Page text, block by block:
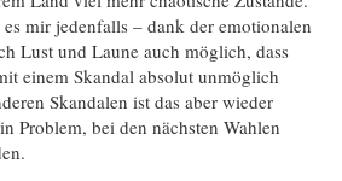
mir jedenfalls – dank der emotionalen
Lust und Laune auch möglich, dass
einem Skandal absolut unmöglich
Skandalen ist das aber wieder
Problem, bei den nächsten Wahlen